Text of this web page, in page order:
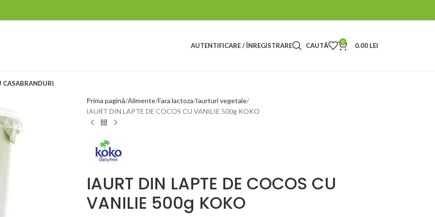
AUTENTIFICARE / ÎNREGISTRARE CAUTĂ 0 0.00 LEI
CASABRANDURI
Prima pagină Alimente Fara lactoza Iaurturi vegetale
IAURT DIN LAPTE DE COCOS CU VANILIE 500g KOKO
IAURT DIN LAPTE DE COCOS CU
VANILIE 500g KOKO